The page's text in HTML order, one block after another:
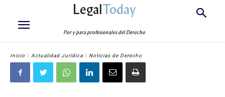
LegalToday
Por y para profesionales del Derecho
Inicio Actualidad Jurídica Noticias de Derecho